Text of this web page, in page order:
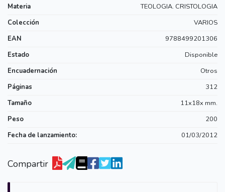
Materia
TEOLOGIA. CRISTOLOGIA
Colección
VARIOS
EAN
9788499201306
Estado
Disponible
Encuadernación
Otros
Páginas
312
Tamaño
11x18x mm.
Peso
200
Fecha de lanzamiento:
01/03/2012
Compartir